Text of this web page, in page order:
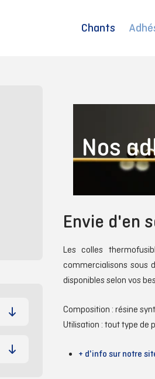
Chants
Nos
Envie d'en
Les colles
commercialisons sous
disponibles selon vos
Composition : résine
Utilisation : tout type de
+ d'info sur notre